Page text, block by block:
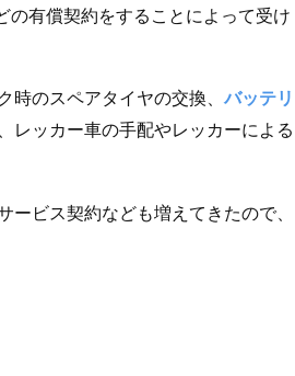
の有償契約をすることによって受け
時のスペアタイヤの交換、 バッテリ
レッカー車の手配やレッカーによる
ビス契約なども増えてきたので、